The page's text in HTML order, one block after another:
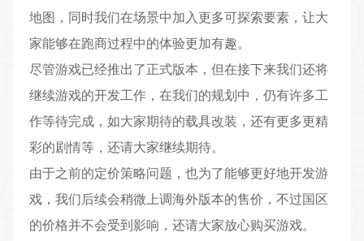
地图，同时我们在场景中加入更多可探索要素，让大
家能够在跑商过程中的体验更加有趣。
尽管游戏已经推出了正式版本，但在接下来我们还将
继续游戏的开发工作，在我们的规划中，仍有许多工
作等待完成，如大家期待的载具改装，还有更多更精
彩的剧情等，还请大家继续期待。
由于之前的定价策略问题，也为了能够更好地开发游
戏，我们后续会稍微上调海外版本的售价，不过国区
的价格并不会受到影响，还请大家放心购买游戏。